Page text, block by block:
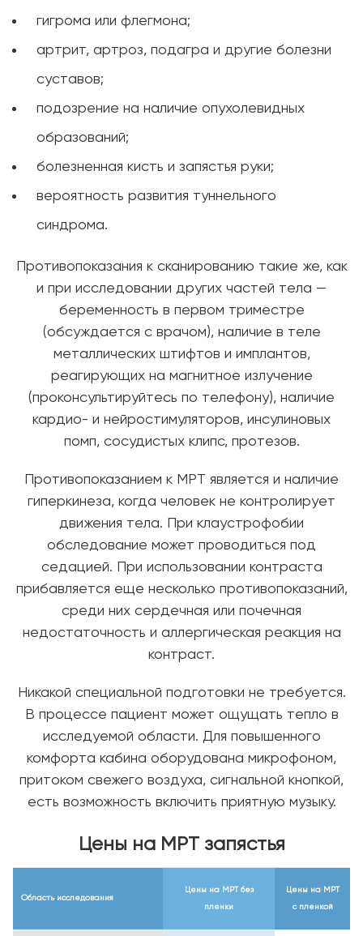
гигрома или флегмона;
артрит, артроз, подагра и другие болезни
суставов;
подозрение на наличие опухолевидных
образований;
болезненная кисть и запястья руки;
вероятность развития туннельного
синдрома.
Противопоказания к сканированию такие же, как
и при исследовании других частей тела —
беременность в первом триместре
(обсуждается с врачом), наличие в теле
металлических штифтов и имплантов,
реагирующих на магнитное излучение
(проконсультируйтесь по телефону), наличие
кардио- и нейростимуляторов, инсулиновых
помп, сосудистых клипс, протезов.
Противопоказанием к МРТ является и наличие
гиперкинеза, когда человек не контролирует
движения тела. При клаустрофобии
обследование может проводиться под
седацией. При использовании контраста
прибавляется еще несколько противопоказаний,
среди них сердечная или почечная
недостаточность и аллергическая реакция на
контраст.
Никакой специальной подготовки не требуется.
В процессе пациент может ощущать тепло в
исследуемой области. Для повышенного
комфорта кабина оборудована микрофоном,
притоком свежего воздуха, сигнальной кнопкой,
есть возможность включить приятную музыку.
Цены на МРТ запястья
Область исследования
Цены на МРТ без
пленки
Цены на МРТ
с пленкой